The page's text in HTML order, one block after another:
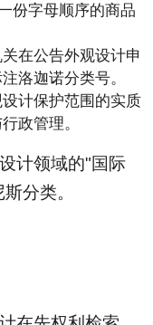
份字母顺序的商品
在公告外观设计申
洛迦诺分类号。
计保护范围的实质
政管理。
计领域的"国际
分类。